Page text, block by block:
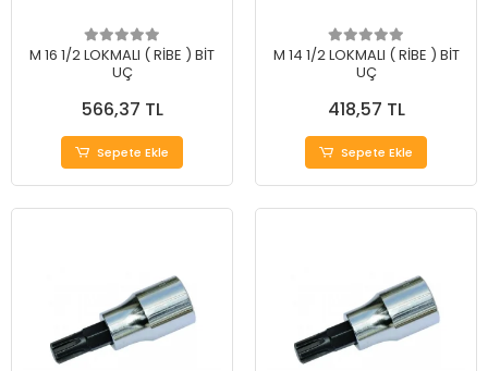
M 16 1/2 LOKMALI ( RİBE ) BİT
UÇ
566,37 TL
Sepete Ekle
M 14 1/2 LOKMALI ( RİBE ) BİT
UÇ
418,57 TL
Sepete Ekle